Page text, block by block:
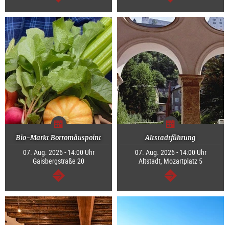
weiter weiter
Bio-Markt Borromäuspoint
07. Aug. 2026 - 14:00 Uhr
Gaisbergstraße 20
weiter
Altstadtführung
07. Aug. 2026 - 14:00 Uhr
Altstadt, Mozartplatz 5
weiter